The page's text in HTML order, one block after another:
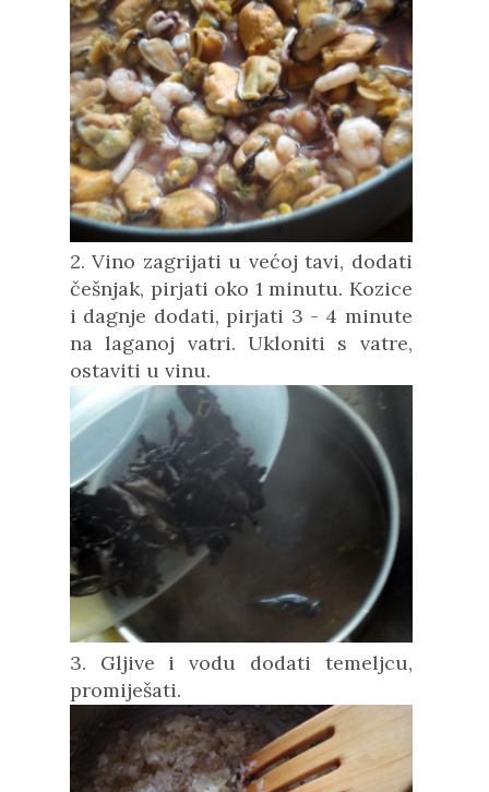
2. Vino zagrijati u većoj tavi, dodati
češnjak, pirjati oko 1 minutu. Kozice
i dagnje dodati, pirjati 3 - 4 minute
na laganoj vatri. Ukloniti s vatre,
ostaviti u vinu.
3. Gljive i vodu dodati temeljcu,
promiješati.